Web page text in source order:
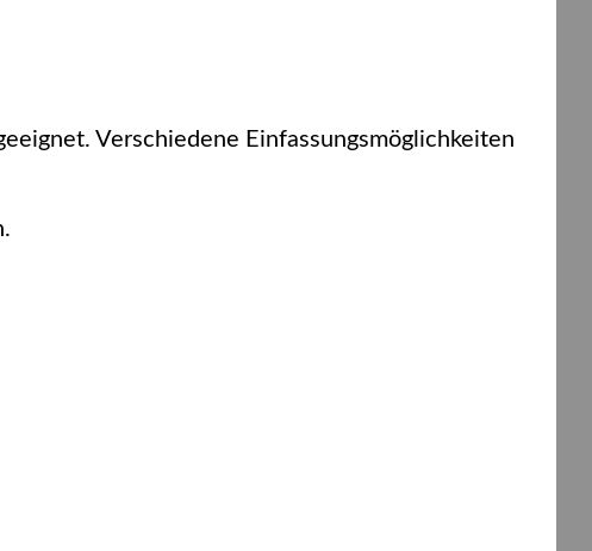
Verschiedene Einfassungsmöglichkeiten